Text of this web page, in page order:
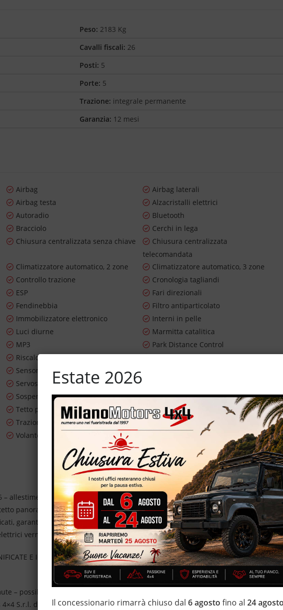
Peso: 2183 Kg
Cavalli fiscali: 26
Posti: 5
Porte: 5
Trazione: integrale permanente
Garanzia: 12 mesi
Airbag
Airbag laterali
Airbag testa
Alzacristalli elettrici
Autoradio
Bluetooth
Bracciolo
Cerchi in lega
Chiusura centralizzata senza chiave
Chiusura centralizzata
telecomandata
Climatizzatore automatico, 2 zone
Climatizzatore automatico, 3 zone
Controllo trazione
Cronologia tagliandi
ESP
Fari direzionali
Fendinebbia
Filtro antiparticolato
Immobilizzatore elettronico
Interni in pelle
Luci diurne
Marmitta catalitica
MP3
Park Distance Control
Riscaldamento ausiliario
Sensore di pioggia
Servosterzo
Sospensioni sportive
Specchietti laterali elettrici
Tetto panorama
Tettuccio apribile
Trazione integrale
Vetri oscurati
Volante in pelle Volante multifunzione
– allestimento SE – 249 CV – cambio automatico – unico proprietario – navigatore
panoramico/apribile – eleganti interni in pelle totale – euro 6B con dispositivo
garantiti e tagliandati ufficiali Land Rover – sensori park – cerchi in lega da 20”
vernice metallizzata
E IGIENIZZATE CON TRATTAMENTI DI VAPORE, OZONO E
– possibilità di estensione della garanzia con i leader del mercato ”Mapfre
4×4 S.r.l. da più di 20 anni Numeri Uno Nei Fuoristrada con un’ esposizione da più
Estate 2026
Il concessionario rimarrà chiuso dal6 agosto fino al24